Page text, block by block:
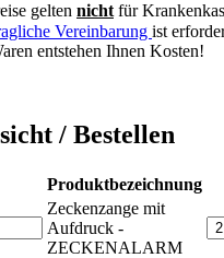
gelten nichtfür
Vereinbarung ist
entstehen Ihnen Kosten!
/ Bestellen
Produktbezeichnung
Zeckenzange mit
Aufdruck -
ZECKENALARM